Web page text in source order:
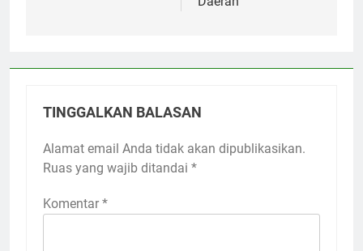
TINGGALKAN BALASAN
Alamat email Anda tidak akan dipublikasikan.
Ruas yang wajib ditandai *
Komentar *